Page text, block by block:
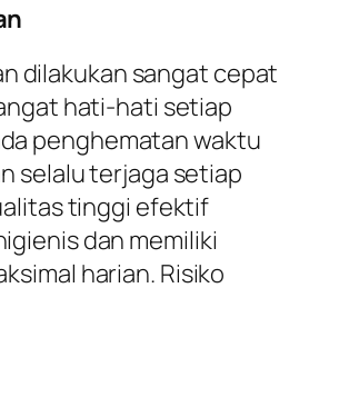
dilakukan sangat cepat
hati-hati setiap
penghematan waktu
selalu terjaga setiap
tinggi efektif
dan memiliki
harian. Risiko